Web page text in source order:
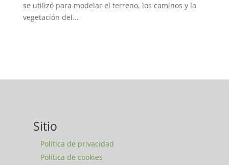
se utilizó para modelar el terreno, los caminos y la
vegetación del...
Sitio
Política de privacidad
Política de cookies